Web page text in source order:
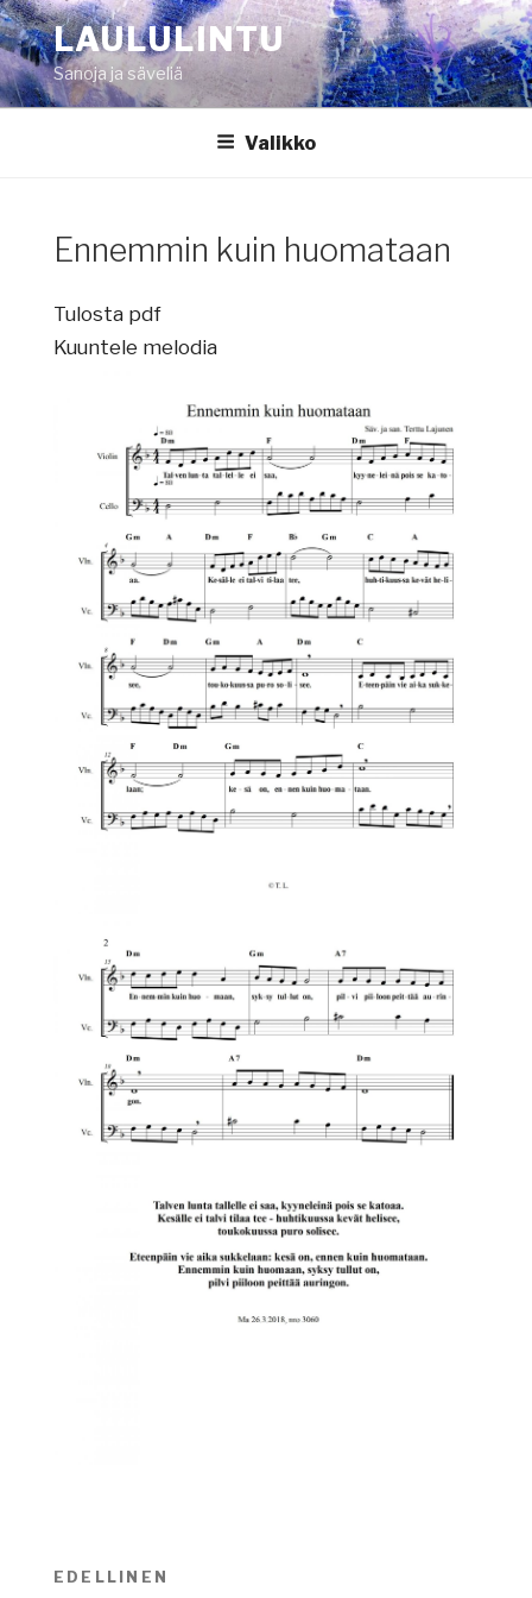
Siirry
sisältöönLAULULINTU
Sanoja ja säveliä
Valikko
Ennemmin kuin huomataan
Tulosta pdf
Kuuntele melodia
Artikkelien
Edellinen
EDELLINEN